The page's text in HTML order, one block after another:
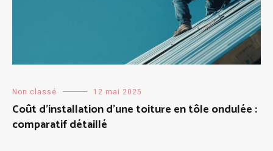
Non classé 12 mai 2025
Coût d’installation d’une toiture en tôle ondulée :
comparatif détaillé